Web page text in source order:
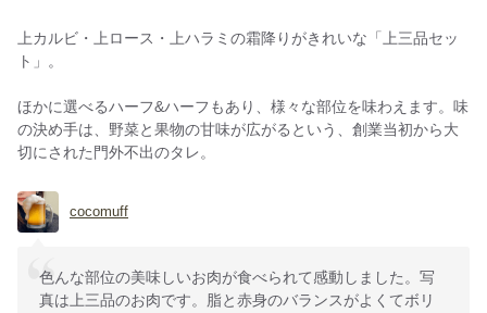
上カルビ・上ロース・上ハラミの霜降りがきれいな「上三品セッ
ト」。
ほかに選べるハーフ&ハーフもあり、様々な部位を味わえます。味
の決め手は、野菜と果物の甘味が広がるという、創業当初から大
切にされた門外不出のタレ。
cocomuff
色んな部位の美味しいお肉が食べられて感動しました。写
真は上三品のお肉です。脂と赤身のバランスがよくてボリ